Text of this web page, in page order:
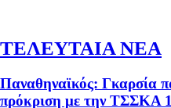
ΤΕΛΕΥΤΑΙΑ ΝΕΑ
Παναθηναϊκός: Γκαρσία
πρόκριση με την ΤΣΣΚΑ